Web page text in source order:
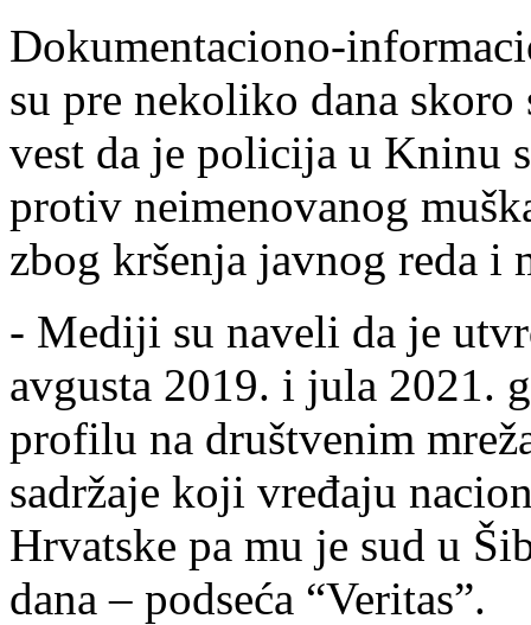
Dokumentaciono-
su pre nekoliko dana
vest da je policija u Kninu
protiv neimenovanog
zbog kršenja javnog reda i
- Mediji su naveli da je
avgusta 2019. i jula 2021.
profilu na društvenim
sadržaje koji vređaju
Hrvatske pa mu je sud u
dana – podseća “Veritas”.